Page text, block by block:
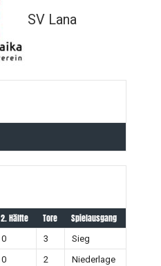
SV Lana
2. Hälfte Tore Spielausgang
0 3
Sieg
0 2 Niederlage